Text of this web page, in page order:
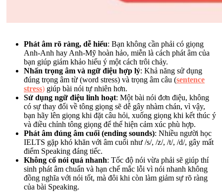
Phát âm rõ ràng, dễ hiểu: Bạn không cần phải có giọng
Anh-Anh hay Anh-Mỹ hoàn hảo, miễn là cách phát âm của
bạn giúp giám khảo hiểu ý một cách trôi chảy.
Nhấn trọng âm và ngữ điệu hợp lý: Khả năng sử dụng
đúng trọng âm từ (word stress) và trọng âm câu (sentence
stress) giúp bài nói tự nhiên hơn.
Sử dụng ngữ điệu linh hoạt: Một bài nói đơn điệu, không
có sự thay đổi về tông giọng sẽ dễ gây nhàm chán, vì vậy,
bạn hãy lên giọng khi đặt câu hỏi, xuống giọng khi kết thúc ý
và điều chỉnh tông giọng để thể hiện cảm xúc phù hợp.
Phát âm đúng âm cuối (ending sounds): Nhiều người học
IELTS gặp khó khăn với âm cuối như /s/, /z/, /t/, /d/, gây mất
điểm Speaking đáng tiếc.
Không cố nói quá nhanh: Tốc độ nói vừa phải sẽ giúp thí
sinh phát âm chuẩn và hạn chế mắc lỗi vì nói nhanh không
đồng nghĩa với nói tốt, mà đôi khi còn làm giảm sự rõ ràng
của bài Speaking.